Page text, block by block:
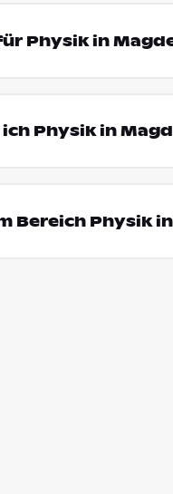
Physik in
Physik in
Bereich Physik